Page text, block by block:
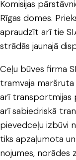
Komisijas
Rīgas domes.
apraudzīt arī tie
strādās jaunajā
Ceļu būves firma
tramvaja maršruta
arī transportmijas
arī sabiedriskā
pievedceļu izbūvi
tiks apzaļumota
nojumes, norādes